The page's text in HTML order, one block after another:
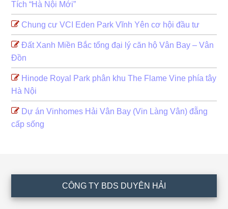
Tích “Hà Nội Mới”
Chung cư VCI Eden Park Vĩnh Yên cơ hội đầu tư
Đất Xanh Miền Bắc tổng đại lý căn hộ Vân Bay – Vân
Đồn
Hinode Royal Park phân khu The Flame Vine phía tây
Hà Nội
Dự án Vinhomes Hải Vân Bay (Vin Làng Vân) đẵng
cấp sống
CÔNG TY BDS DUYÊN HẢI